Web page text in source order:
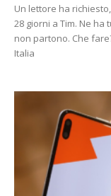
Un lettore ha
28 giorni a Tim. Ne
non partono. Che
Italia